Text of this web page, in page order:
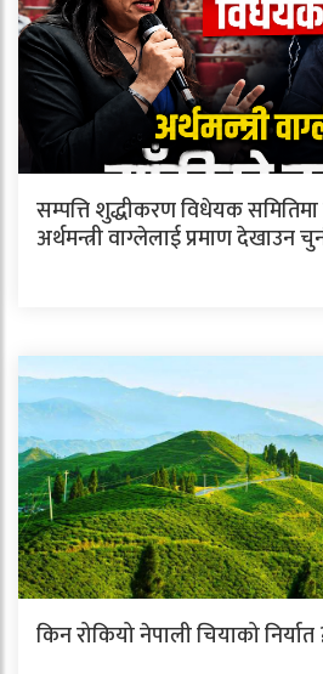
सम्पत्ति शुद्धीकरण विधेयक
अर्थमन्त्री वाग्लेलाई प्रमाण देखाउन
किन रोकियो नेपाली चियाको निर्यात